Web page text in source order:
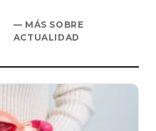
— MÁS SOBRE
ACTUALIDAD